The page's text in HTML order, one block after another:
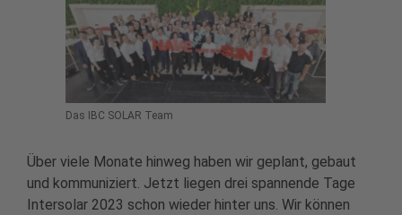
Das IBC SOLAR Team
Über viele Monate hinweg haben wir geplant, gebaut
und kommuniziert. Jetzt liegen drei spannende Tage
Intersolar 2023 schon wieder hinter uns. Wir können